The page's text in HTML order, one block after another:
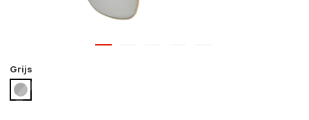
Grijs
geselecteerd